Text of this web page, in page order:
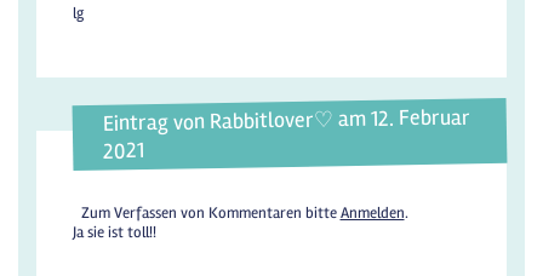
lg
Eintrag von Rabbitlover♡ am 12. Februar
2021
Zum Verfassen von Kommentaren bitteAnmelden.
Ja sie ist toll!!